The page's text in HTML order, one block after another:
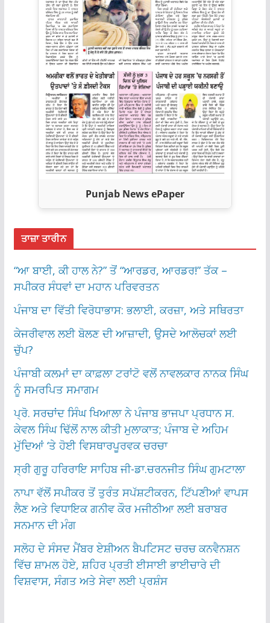
Punjab News ePaper
ਤਾਜ਼ਾ ਤਾਰੀਨ
“ਆ ਬਾਈ, ਕੀ ਹਾਲ ਨੇ?” ਤੋਂ “ਆਰਡਰ, ਆਰਡਰ!” ਤੱਕ –
ਸਪੀਕਰ ਸੰਧਵਾਂ ਦਾ ਮਹਾਨ ਪਰਿਵਰਤਨ
ਪੰਜਾਬ ਦਾ ਵਿੱਤੀ ਵਿਰੋਧਾਭਾਸ: ਭਲਾਈ, ਕਰਜ਼ਾ, ਅਤੇ ਸਥਿਰਤਾ
ਕੇਜਰੀਵਾਲ ਲਈ ਬੋਲਣ ਦੀ ਆਜ਼ਾਦੀ, ਉਸਦੇ ਆਲੋਚਕਾਂ ਲਈ
ਚੁੱਪ?
ਪੰਜਾਬੀ ਕਲਮਾਂ ਦਾ ਕਾਫ਼ਲਾ ਟਰਾਂਟੋ ਵਲੋਂ ਨਾਵਲਕਾਰ ਨਾਨਕ ਸਿੰਘ
ਨੂੰ ਸਮਰਪਿਤ ਸਮਾਗਮ
ਪ੍ਰੋ. ਸਰਚਾਂਦ ਸਿੰਘ ਖਿਆਲਾ ਨੇ ਪੰਜਾਬ ਭਾਜਪਾ ਪ੍ਰਧਾਨ ਸ.
ਕੇਵਲ ਸਿੰਘ ਢਿੱਲੋਂ ਨਾਲ ਕੀਤੀ ਮੁਲਾਕਾਤ; ਪੰਜਾਬ ਦੇ ਅਹਿਮ
ਮੁੱਦਿਆਂ ‘ਤੇ ਹੋਈ ਵਿਸਥਾਰਪੂਰਵਕ ਚਰਚਾ
ਸ੍ਰੀ ਗੁਰੂ ਹਰਿਰਾਇ ਸਾਹਿਬ ਜੀ-ਡਾ.ਚਰਨਜੀਤ ਸਿੰਘ ਗੁਮਟਾਲਾ
ਨਾਪਾ ਵੱਲੋਂ ਸਪੀਕਰ ਤੋਂ ਤੁਰੰਤ ਸਪੱਸ਼ਟੀਕਰਨ, ਟਿੱਪਣੀਆਂ ਵਾਪਸ
ਲੈਣ ਅਤੇ ਵਿਧਾਇਕ ਗਨੀਵ ਕੌਰ ਮਜੀਠੀਆ ਲਈ ਬਰਾਬਰ
ਸਨਮਾਨ ਦੀ ਮੰਗ
ਸਲੋਹ ਦੇ ਸੰਸਦ ਮੈਂਬਰ ਏਸ਼ੀਅਨ ਬੈਪਟਿਸਟ ਚਰਚ ਕਨਵੈਨਸ਼ਨ
ਵਿੱਚ ਸ਼ਾਮਲ ਹੋਏ, ਸ਼ਹਿਰ ਪ੍ਰਤੀ ਈਸਾਈ ਭਾਈਚਾਰੇ ਦੀ
ਵਿਸ਼ਵਾਸ, ਸੰਗਤ ਅਤੇ ਸੇਵਾ ਲਈ ਪ੍ਰਸ਼ੰਸ